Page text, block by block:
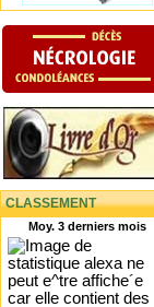
CLASSEMENT
Moy. 3 derniers mois